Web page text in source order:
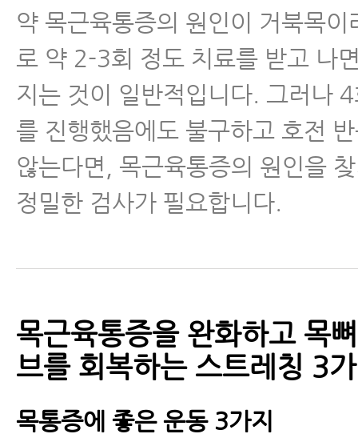
약 목근육통증의 원인이 거북목이
로 약 2-3회 정도 치료를 받고 나
지는 것이 일반적입니다. 그러나
를 진행했음에도 불구하고 호전
않는다면, 목근육통증의 원인을
정밀한 검사가 필요합니다.
목근육통증을 완화하고 목
브를 회복하는 스트레칭 3
목통증에 좋은 운동 3가지